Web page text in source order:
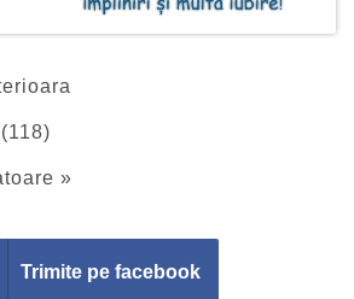
»
Trimite pe facebook